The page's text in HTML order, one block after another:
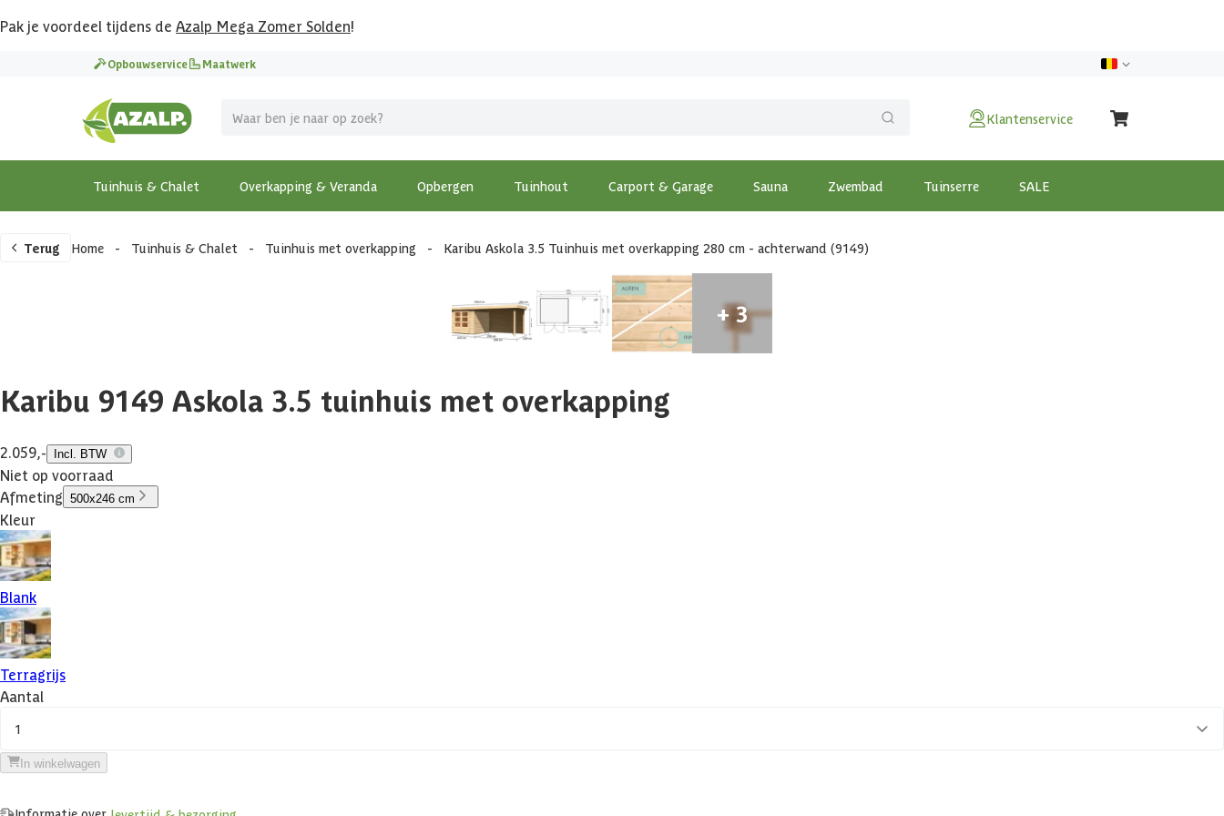
Pak je voordeel tijdens de Azalp Mega Zomer Solden!
Opbouwservice Maatwerk
Klantenservice
Tuinhuis & Chalet Overkapping & Veranda Opbergen Tuinhout Carport & Garage Sauna Zwembad Tuinserre SALE
Terug Home - Tuinhuis & Chalet - Tuinhuis met overkapping - Karibu Askola 3.5 Tuinhuis met overkapping 280 cm - achterwand (9149)
Karibu 9149 Askola 3.5 tuinhuis met overkapping
2.059,- Incl. BTW
Niet op voorraad
Afmeting 500x246 cm
Kleur
Blank
Terragrijs
Aantal
1
In winkelwagen